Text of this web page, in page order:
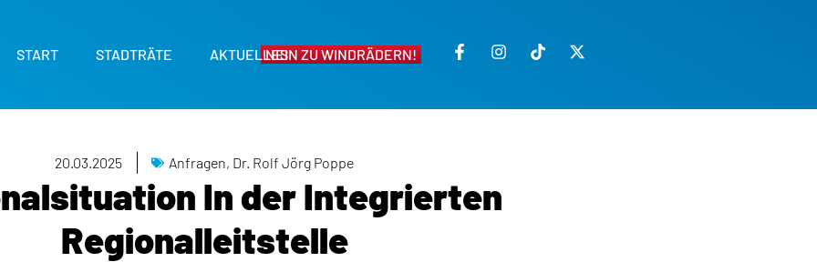
START STADTRÄTE AKTUELLESNEIN ZU WINDRÄDERN!
20.03.2025 Anfragen, Dr. Rolf Jörg Poppe
In der Integrierten
Regionalleitstelle